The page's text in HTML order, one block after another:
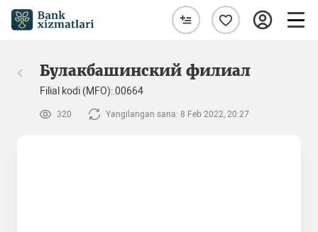
Булакбашинский филиал
Filial kodi (MFO): 00664
320 Yangilangan sana: 8 Feb 2022, 20:27